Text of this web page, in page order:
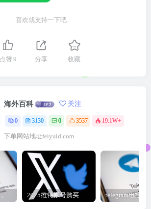
喜欢就支持一下吧
点赞9 分享 收藏
海外百科 关注
0 3130 0 3537 19.1W+
下单网站地址feiyuid.com
国外账号购买平台，telegram纸飞机账号、推特账号、谷歌账号2元购买自助下单地址 2025推特帐号购买指南|一手推特账号购买自动发货